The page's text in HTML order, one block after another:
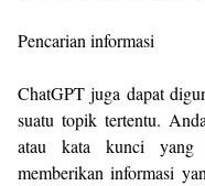
Pencarian informasi
ChatGPT juga dapat
suatu topik tertentu.
atau kata kunci
memberikan informasi